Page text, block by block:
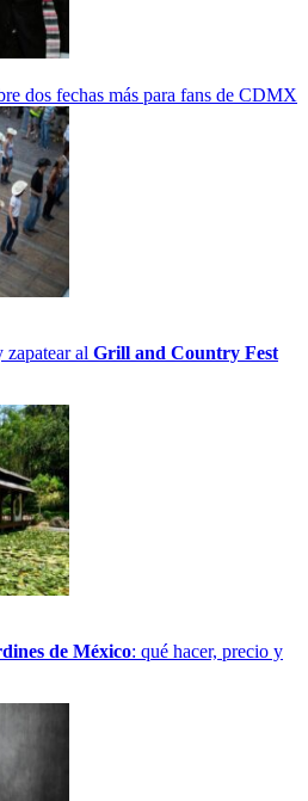
dos fechas más para fans de CDMX
al Grill and Country Fest
de México: qué hacer, precio y